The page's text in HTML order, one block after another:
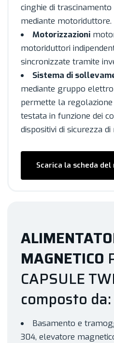
cinghie di
mediante motoriduttore.
Motorizzazioni
motoriduttori
sincronizzate tramite
Sistema di
mediante gruppo
permette la
testata in funzione dei
dispositivi di sicurezza
Scarica la scheda
MAGNETICO
CAPSULE
composto da:
Basamento e
304, elevatore